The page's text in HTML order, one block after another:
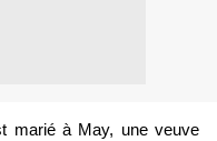
marié à May, une veuve